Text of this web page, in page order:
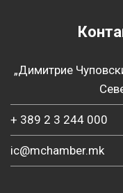
„Димитрие
+ 389 2 3 244 000
ic@mchamber.mk